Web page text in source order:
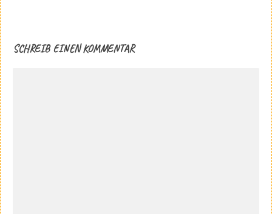
SCHREIB EINEN KOMMENTAR